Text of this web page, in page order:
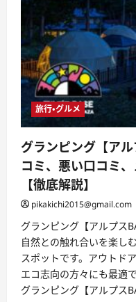
コ
ミ、
悪
い
口
コ
ミ、
メ
リ
ッ
デ
メ
リ
ト!!
て
ら
に
読
む
旅行・グルメ
グランピング【ア
コミ、悪い口コミ
【徹底解説】
pikakichi2015@gmail.com
グランピング【アルプス
自然との触れ合いを楽し
スポットです。アウトド
エコ志向の方々にも最適
グランピング【アルプス